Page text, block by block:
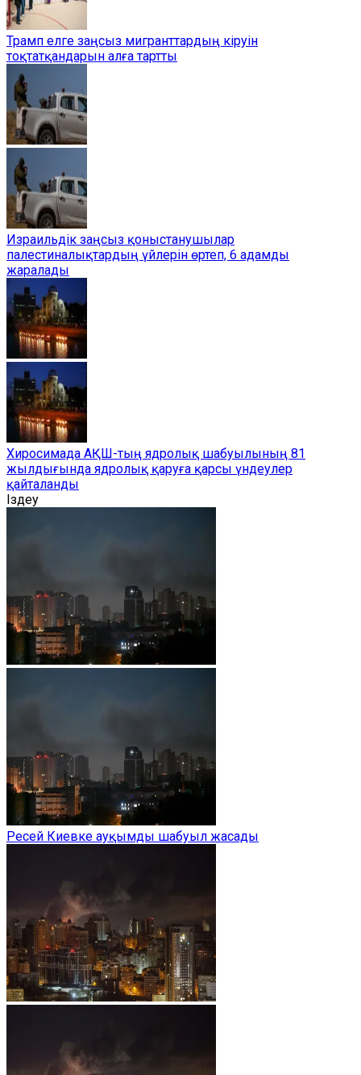
Трамп елге заңсыз мигранттардың кіруін
тоқтатқандарын алға тартты
Израильдік заңсыз қоныстанушылар
палестиналықтардың үйлерін өртеп, 6 адамды
жаралады
Хиросимада АҚШ-тың ядролық шабуылының 81
жылдығында ядролық қаруға қарсы үндеулер
қайталанды
Іздеу
Ресей Киевке ауқымды шабуыл жасады